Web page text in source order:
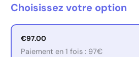
Choisissez votre option
Paiement en 1 fois : 97€
€97.00